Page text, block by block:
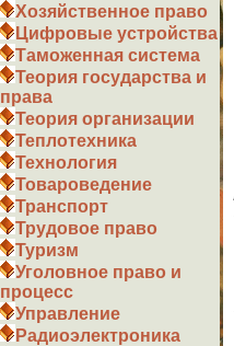
Хозяйственное право
Цифровые устройства
Таможенная система
Теория государства и
права
Теория организации
Теплотехника
Технология
Товароведение
Транспорт
Трудовое право
Туризм
Уголовное право и
процесс
Управление
Радиоэлектроника